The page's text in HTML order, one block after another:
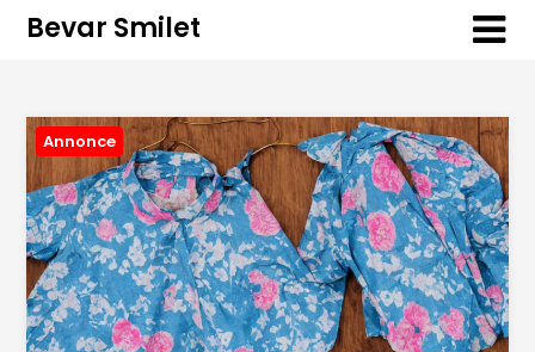
Bevar Smilet
Annonce